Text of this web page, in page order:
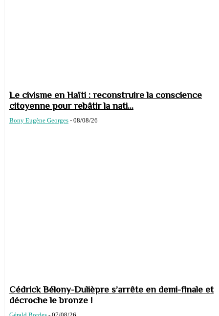
Le civisme en Haïti : reconstruire la conscience
citoyenne pour rebâtir la nati...
Bony Eugène Georges - 08/08/26
Cédrick Bélony-Dulièpre s’arrête en demi-finale et
décroche le bronze !